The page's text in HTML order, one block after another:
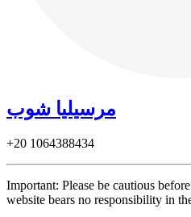
مرسيليا شوب
+20 1064388434
Important: Please be cautious
website bears no responsibility in